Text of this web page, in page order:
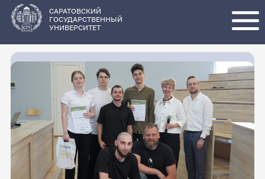
основному
содержанию
САРАТОВСКИЙ
ГОСУДАРСТВЕННЫЙ
УНИВЕРСИТЕТ